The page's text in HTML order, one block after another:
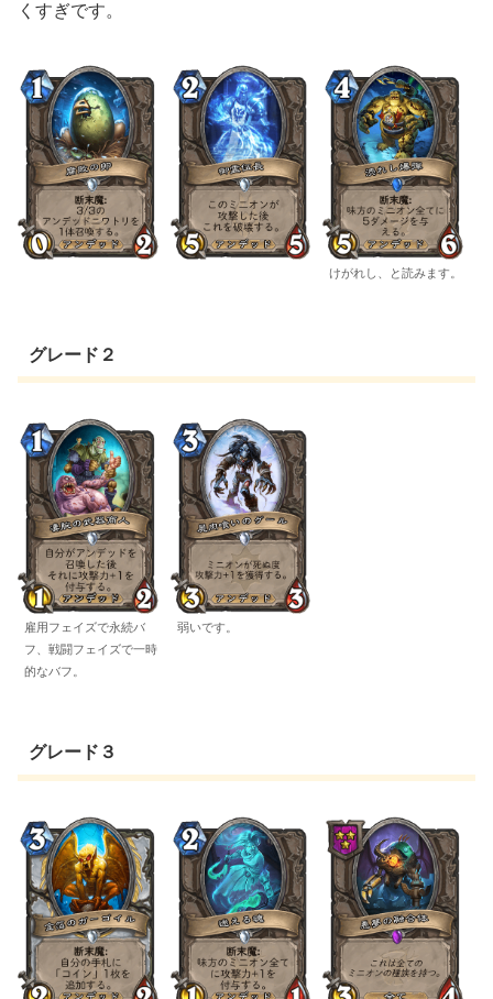
くすぎです。
けがれし、と読みます。
グレード２
雇用フェイズで永続バ
フ、戦闘フェイズで一時
的なバフ。
弱いです。
グレード３